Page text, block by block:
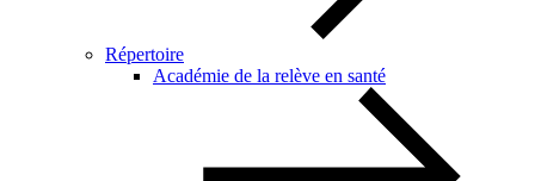
Répertoire
Académie de la relève en santé